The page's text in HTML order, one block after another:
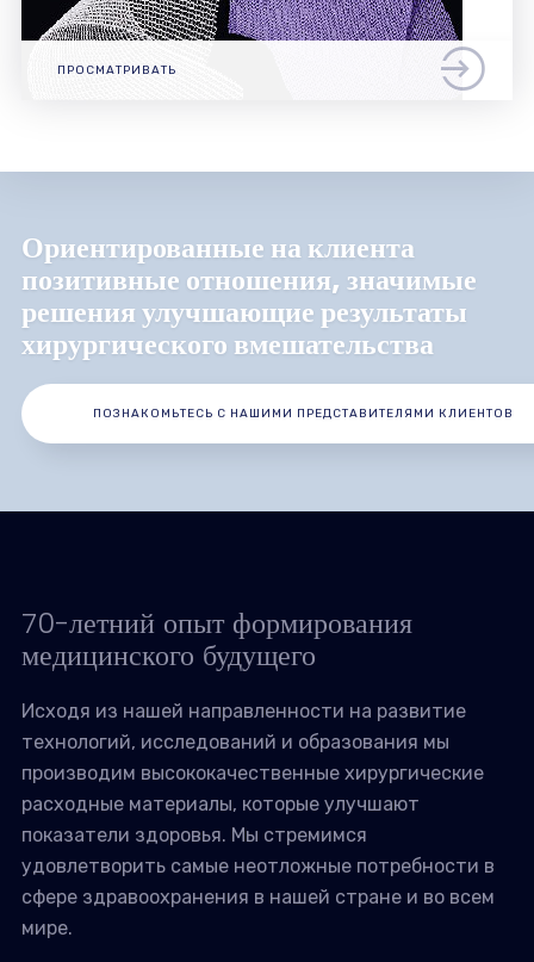
ПРОСМАТРИВАТЬ
Ориентированные на клиента
позитивные отношения, значимые
решения улучшающие результаты
хирургического вмешательства
ПОЗНАКОМЬТЕСЬ С НАШИМИ ПРЕДСТАВИТЕЛЯМИ КЛИЕНТОВ
70-летний опыт формирования
медицинского будущего
Исходя из нашей направленности на развитие
технологий, исследований и образования мы
производим высококачественные хирургические
расходные материалы, которые улучшают
показатели здоровья. Мы стремимся
удовлетворить самые неотложные потребности в
сфере здравоохранения в нашей стране и во всем
мире.